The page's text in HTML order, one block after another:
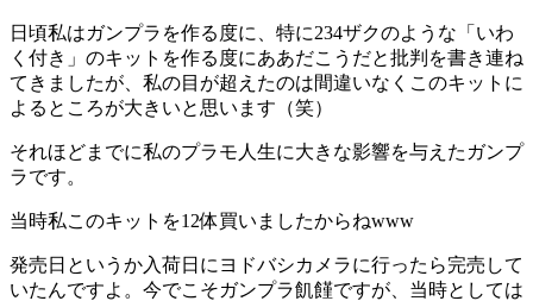
日頃私はガンプラを作る度に、特に234ザクのような「いわ
く付き」のキットを作る度にああだこうだと批判を書き連ね
てきましたが、私の目が超えたのは間違いなくこのキットに
よるところが大きいと思います（笑）
それほどまでに私のプラモ人生に大きな影響を与えたガンプ
ラです。
当時私このキットを12体買いましたからねwww
発売日というか入荷日にヨドバシカメラに行ったら完売して
いたんですよ。今でこそガンプラ飢饉ですが、当時としては